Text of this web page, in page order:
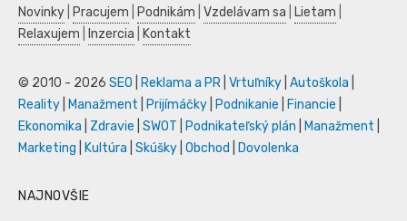
Novinky Pracujem Podnikám Vzdelávam sa Lietam
Relaxujem
Inzercia Kontakt
© 2010 - 2026 SEO Reklama a PR Vrtuľníky Autoškola
Reality
Manažment Prijímáčky Podnikanie Financie
Ekonomika
Zdravie SWOT Podnikateľský plán Manažment
Marketing
Kultúra Skúšky Obchod Dovolenka
NAJNOVŠIE